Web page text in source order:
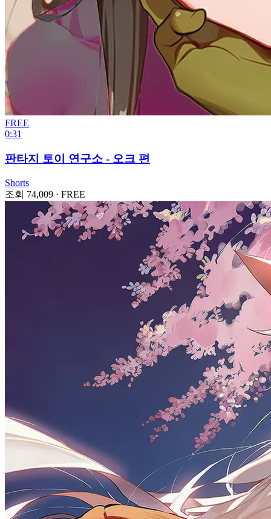
FREE
0:31
판타지 토이 연구소 - 오크 편
Shorts
조회 74,009 · FREE